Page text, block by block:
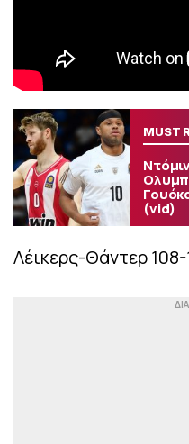
MUST
(vid)
Λέικερς-Θάντερ 108-